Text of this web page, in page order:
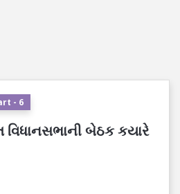
- 6
વિધાનસભાની બેઠક કયારે